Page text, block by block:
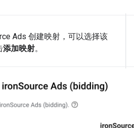
Ads 创建映射，可以选择该
添加映射。